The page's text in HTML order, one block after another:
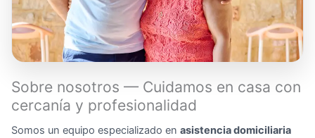
Sobre nosotros — Cuidamos en casa con
cercanía y profesionalidad
Somos un equipo especializado en asistencia domiciliaria